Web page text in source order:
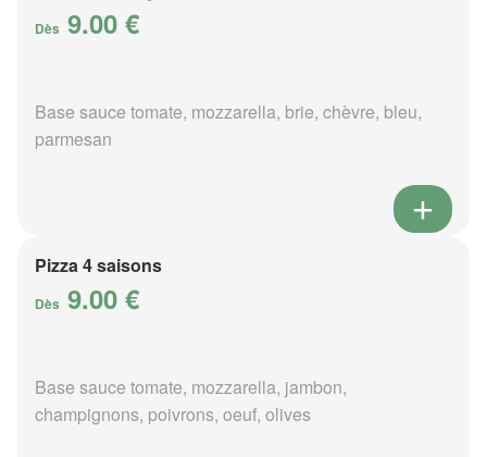
Dès 9.00 €
Base sauce tomate, mozzarella, brie, chèvre, bleu,
parmesan
Pizza 4 saisons
Dès 9.00 €
Base sauce tomate, mozzarella, jambon,
champignons, poivrons, oeuf, olives